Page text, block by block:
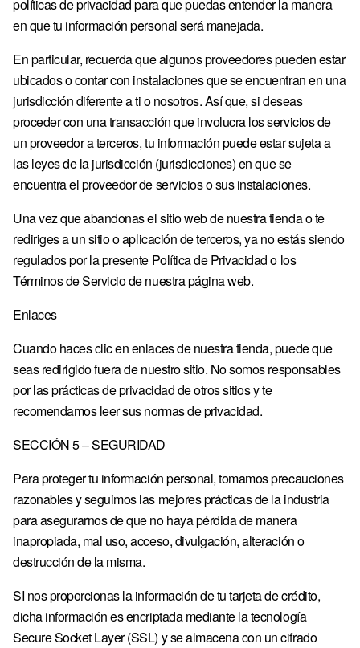
políticas de privacidad para que puedas entender la manera
en que tu información personal será manejada.
En particular, recuerda que algunos proveedores pueden estar
ubicados o contar con instalaciones que se encuentran en una
jurisdicción diferente a ti o nosotros. Así que, si deseas
proceder con una transacción que involucra los servicios de
un proveedor a terceros, tu información puede estar sujeta a
las leyes de la jurisdicción (jurisdicciones) en que se
encuentra el proveedor de servicios o sus instalaciones.
Una vez que abandonas el sitio web de nuestra tienda o te
rediriges a un sitio o aplicación de terceros, ya no estás siendo
regulados por la presente Política de Privacidad o los
Términos de Servicio de nuestra página web.
Enlaces
Cuando haces clic en enlaces de nuestra tienda, puede que
seas redirigido fuera de nuestro sitio. No somos responsables
por las prácticas de privacidad de otros sitios y te
recomendamos leer sus normas de privacidad.
SECCIÓN 5 – SEGURIDAD
Para proteger tu información personal, tomamos precauciones
razonables y seguimos las mejores prácticas de la industria
para asegurarnos de que no haya pérdida de manera
inapropiada, mal uso, acceso, divulgación, alteración o
destrucción de la misma.
SI nos proporcionas la información de tu tarjeta de crédito,
dicha información es encriptada mediante la tecnología
Secure Socket Layer (SSL) y se almacena con un cifrado